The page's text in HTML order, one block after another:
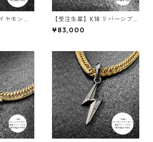
ヤモンド
エッジ ｜
｜cus
【受注生産】K18 リバーシブル
ペンダント | 雷-INAZUMA- |
地金タイプ| 30g喜平まで対応
¥83,000